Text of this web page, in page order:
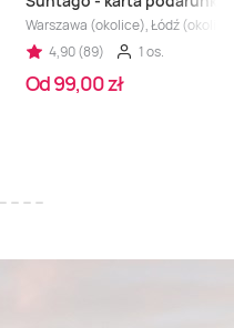
Warszawa (okolice), Łódź
4,90 (89)
1 os.
Od 99,00 zł